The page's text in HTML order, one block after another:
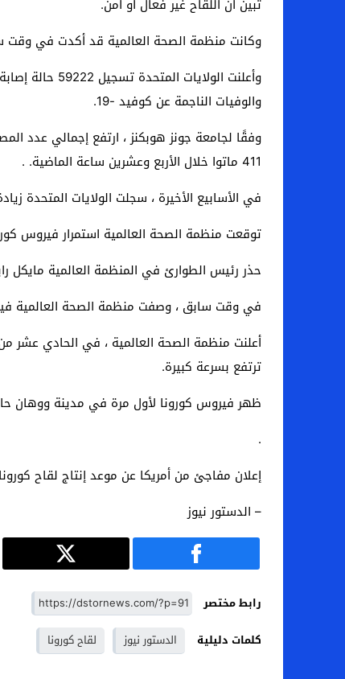
تبين أن اللقاح غير فعال أو آمن.
وكانت منظمة الصحة العالمية قد أكدت في وقت سابق أن
والوفيات الناجمة عن كوفيد -19.
411 ماتوا خلال الأربع وعشرين ساعة الماضية. .
في الأسابيع الأخيرة ، سجلت الولايات المتحدة
توقعت منظمة الصحة العالمية استمرار فيروس
حذر رئيس الطوارئ في المنظمة العالمية مايكل
في وقت سابق ، وصفت منظمة الصحة العالمية
ترتفع بسرعة كبيرة.
ظهر فيروس كورونا لأول مرة في مدينة ووهان حاضرة مقاطعة هوبي
.
إعلان مفاجئ من أمريكا عن موعد إنتاج لقاح كورونا
– الدستور نيوز
رابط مختصر
كلمات دليلية
الدستور نيوز لقاح كورونا